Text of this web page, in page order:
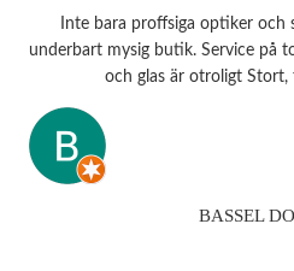
Inte bara proffsiga optiker och
underbart mysig butik. Service på
och glas är otroligt Stort,
BASSEL